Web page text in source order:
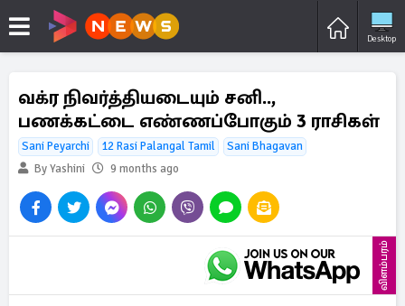
Desktop
வக்ர நிவர்த்தியடையும் சனி..,
பணக்கட்டை எண்ணப்போகும் 3 ராசிகள்
Sani Peyarchi 12 Rasi Palangal Tamil
Sani Bhagavan
By Yashini
9 months ago
விளம்பரம்